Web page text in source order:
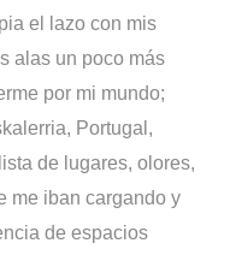
el lazo con mis
alas un poco más
por mi mundo;
Portugal,
de lugares, olores,
me iban cargando y
de espacios